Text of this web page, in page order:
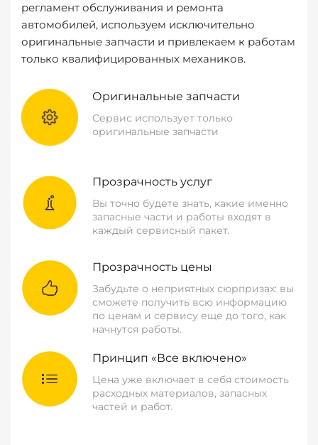
регламент обслуживания и ремонта
автомобилей, используем исключительно
оригинальные запчасти и привлекаем к работам
только квалифицированных механиков.
Оригинальные запчасти
Сервис использует только
оригинальные запчасти
Прозрачность услуг
Вы точно будете знать, какие именно
запасные части и работы входят в
каждый сервисный пакет.
Прозрачность цены
Забудьте о неприятных сюрпризах: вы
сможете получить всю информацию
по ценам и сервису еще до того, как
начнутся работы.
Принцип «Все включено»
Цена уже включает в себя стоимость
расходных материалов, запасных
частей и работ.